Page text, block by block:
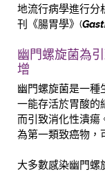
地流行病學進行分
刊《腸胃學》(
幽門螺旋菌為
增
幽門螺旋菌是一種
一能存活於胃酸的
而引致消化性潰瘍
為第一類致癌物，
大多數感染幽門螺